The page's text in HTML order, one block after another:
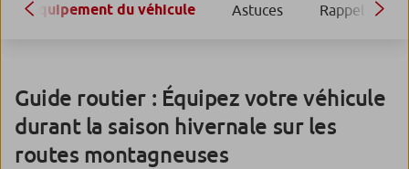
Équipement du véhicule Astuces Rappel et
Guide routier : Équipez votre véhicule
durant la saison hivernale sur les
routes montagneuses